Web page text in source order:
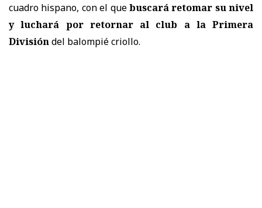
cuadro hispano, con el quebuscará retomar su nivel
y luchará por retornar al club a la Primera
Divisióndel balompié criollo.